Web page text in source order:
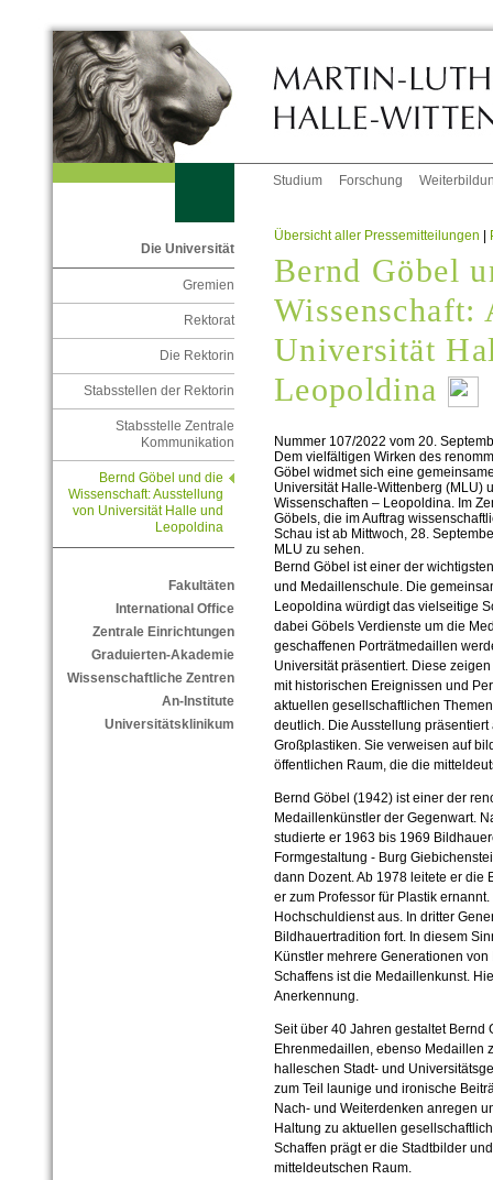
Studium Forschung
Die Universität
Gremien
Rektorat
Die Rektorin
Stabsstellen der Rektorin
Stabsstelle Zentrale
Kommunikation
Bernd Göbel und die
Wissenschaft: Ausstellung
von Universität Halle und
Leopoldina
Fakultäten
International Office
Zentrale Einrichtungen
Graduierten-Akademie
Wissenschaftliche Zentren
An-Institute
Universitätsklinikum
Übersicht aller Pressemitteilungen |
Bernd Göbel
Wissenschaft:
Universität
Leopoldina
Nummer 107/2022 vom 20.
Dem vielfältigen Wirken des
Göbel widmet sich eine
Universität Halle-Wittenberg (MLU)
Wissenschaften – Leopoldina. Im
Göbels, die im Auftrag
Schau ist ab Mittwoch, 28.
MLU zu sehen.
Bernd Göbel ist einer der
und Medaillenschule. Die
Leopoldina würdigt das vielseitige
dabei Göbels Verdienste um die
geschaffenen Porträtmedaillen
Universität präsentiert. Diese
mit historischen Ereignissen und
aktuellen gesellschaftlichen
deutlich. Die Ausstellung
Großplastiken. Sie verweisen auf
öffentlichen Raum, die die
Bernd Göbel (1942) ist einer der
Medaillenkünstler der Gegenwart.
studierte er 1963 bis 1969
Formgestaltung - Burg
dann Dozent. Ab 1978 leitete er die
er zum Professor für Plastik
Hochschuldienst aus. In dritter
Bildhauertradition fort. In diesem
Künstler mehrere Generationen
Schaffens ist die Medaillenkunst.
Anerkennung.
Seit über 40 Jahren gestaltet Bernd
Ehrenmedaillen, ebenso Medaillen
halleschen Stadt- und
zum Teil launige und ironische
Nach- und Weiterdenken anregen
Haltung zu aktuellen
Schaffen prägt er die Stadtbilder
mitteldeutschen Raum.